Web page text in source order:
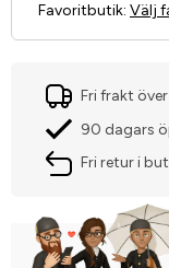
Favoritbutik: Välj
Fri frakt
90 dagars
Fri retur i